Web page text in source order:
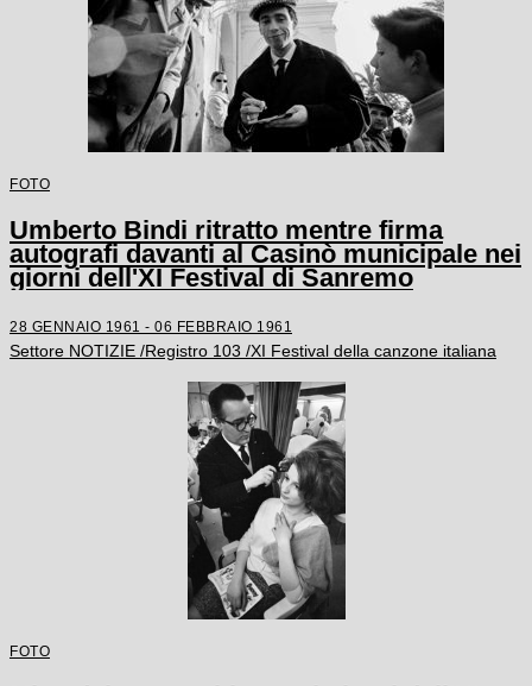
FOTO
Umberto Bindi ritratto mentre firma
autografi davanti al Casinò municipale nei
giorni dell'XI Festival di Sanremo
28 GENNAIO 1961 - 06 FEBBRAIO 1961
Settore NOTIZIE /Registro 103 /XI Festival della canzone italiana
FOTO